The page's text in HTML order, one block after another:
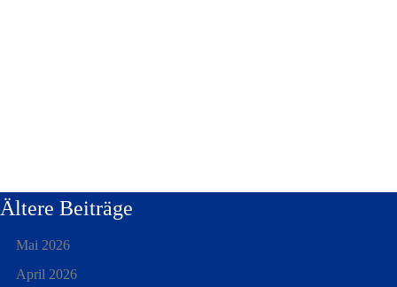
Ältere Beiträge
Mai 2026
April 2026